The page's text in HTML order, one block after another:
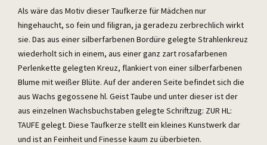
Als wäre das Motiv dieser Taufkerze für Mädchen nur
hingehaucht, so fein und filigran, ja geradezu zerbrechlich wirkt
sie. Das aus einer silberfarbenen Bordüre gelegte Strahlenkreuz
wiederholt sich in einem, aus einer ganz zart rosafarbenen
Perlenkette gelegten Kreuz, flankiert von einer silberfarbenen
Blume mit weißer Blüte. Auf der anderen Seite befindet sich die
aus Wachs gegossene hl. Geist Taube und unter dieser ist der
aus einzelnen Wachsbuchstaben gelegte Schriftzug: ZUR HL:
TAUFE gelegt. Diese Taufkerze stellt ein kleines Kunstwerk dar
und ist an Feinheit und Finesse kaum zu überbieten.